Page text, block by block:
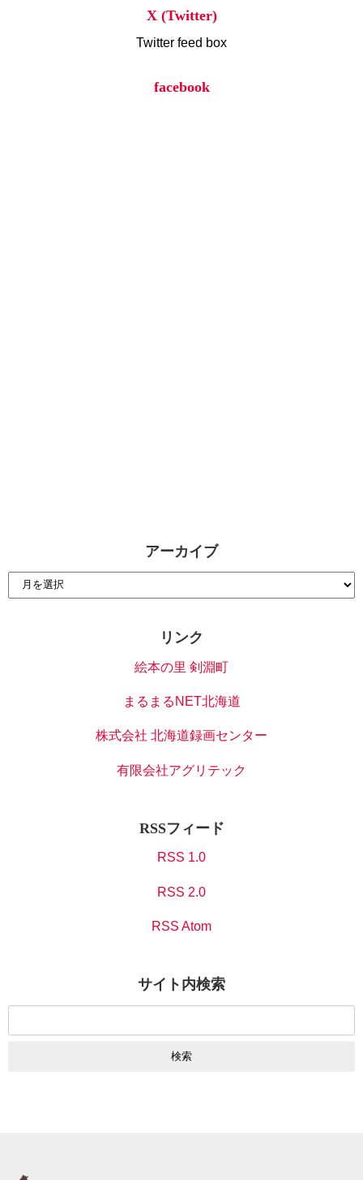
X (Twitter)
Twitter feed box
facebook
アーカイブ
リンク
絵本の里 剣淵町
まるまるNET北海道
株式会社 北海道録画センター
有限会社アグリテック
RSSフィード
RSS 1.0
RSS 2.0
RSS Atom
サイト内検索